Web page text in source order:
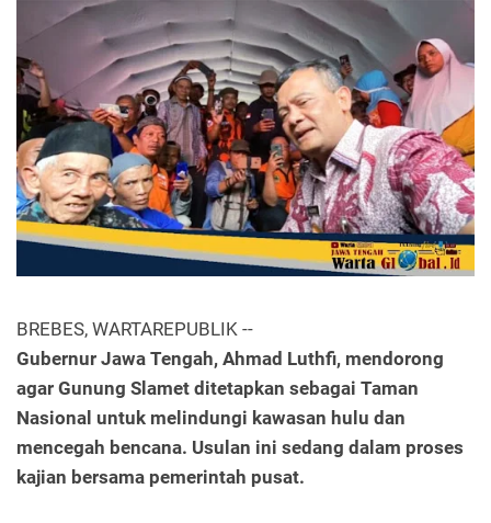
BREBES, WARTAREPUBLIK --
Gubernur Jawa Tengah, Ahmad Luthfi, mendorong
agar Gunung Slamet ditetapkan sebagai Taman
Nasional untuk melindungi kawasan hulu dan
mencegah bencana. Usulan ini sedang dalam proses
kajian bersama pemerintah pusat.